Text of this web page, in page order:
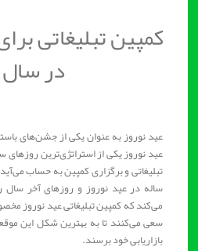
کمپین تبلیغاتی
در سال
عید نوروز به عنوان یکی از جشن‌های
عید نوروز یکی از استراتژی‌ترین روزهای سال
تبلیغاتی و برگزاری کمپین به حساب
ساله در عید نوروز و روزهای آخر سال
می‌کند که کمپین تبلیغاتی عید نوروز
سعی می‌کنند تا به بهترین شکل این
بازاریابی خود برسند.